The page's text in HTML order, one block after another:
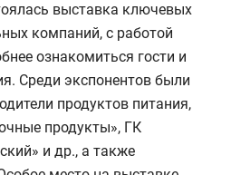
выставка ключевых
компаний, с работой
ознакомиться гости и
Среди экспонентов были
продуктов питания,
продукты», ГК
и др., а также